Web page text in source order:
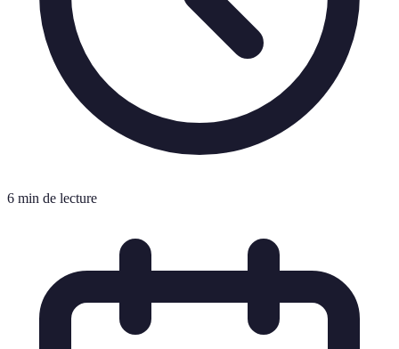
6 min de lecture